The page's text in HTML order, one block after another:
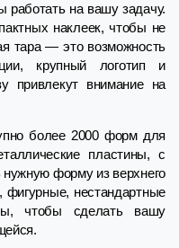
работать на вашу задачу.
наклеек, чтобы не
тара — это возможность
крупный логотип и
привлекут внимание на
более 2000 форм для
пластины, с
форму из верхнего
фигурные, нестандартные
чтобы сделать вашу